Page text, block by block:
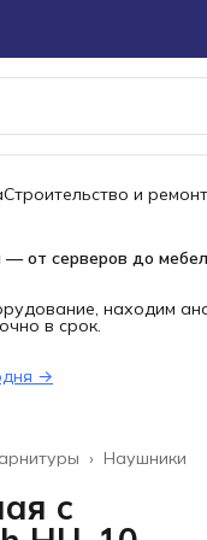
Строительство и ремонт
от серверов до
находим
в срок.
→
Наушники
›
с